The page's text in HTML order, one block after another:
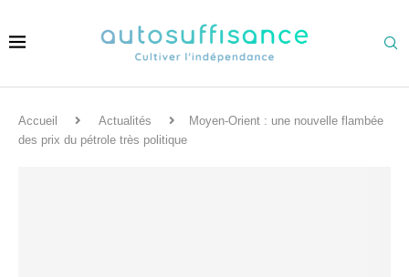
Accueil Actualités
Moyen-Orient : une nouvelle flambée
des prix du pétrole très politique